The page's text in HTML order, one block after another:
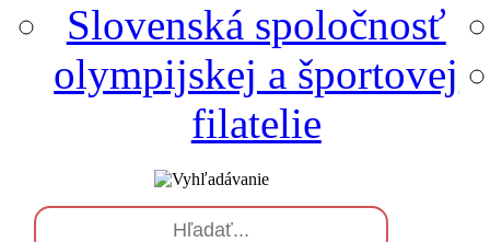
Slovenská spoločnosť
olympijskej a športovej
filatelie